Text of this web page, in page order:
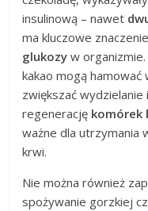
insulinową – nawet
ma kluczowe
glukozy w
kakao mogą hamować
zwiększać wydzielanie
regenerację komórek
ważne dla utrzymania
krwi.
Nie można również
spożywanie gorzkiej